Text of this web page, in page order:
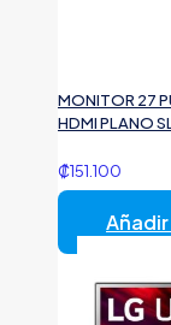
MONITOR 27
HDMI PLANO
₡151.100